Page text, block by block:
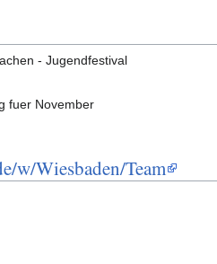
- Jugendfestival
fuer November
w/Wiesbaden/Team